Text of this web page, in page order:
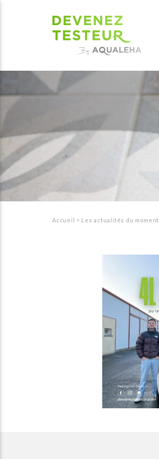
Accueil > Les actualités du moment